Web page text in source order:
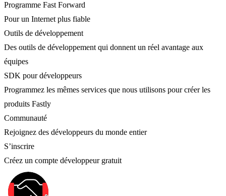
Programme Fast Forward
Pour un Internet plus fiable
Outils de développement
Des outils de développement qui donnent un réel avantage aux
équipes
SDK pour développeurs
Programmez les mêmes services que nous utilisons pour créer les
produits Fastly
Communauté
Rejoignez des développeurs du monde entier
S’inscrire
Créez un compte développeur gratuit